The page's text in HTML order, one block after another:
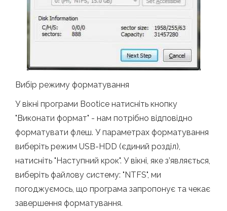
Вибір режиму форматування
У вікні програми Bootice натисніть кнопку
"Виконати формат" - нам потрібно відповідно
форматувати флеш. У параметрах форматування
виберіть режим USB-HDD (єдиний розділ),
натисніть "Наступний крок". У вікні, яке з’являється,
виберіть файлову систему: "NTFS", ми
погоджуємось, що програма запропонує та чекає
завершення форматування.